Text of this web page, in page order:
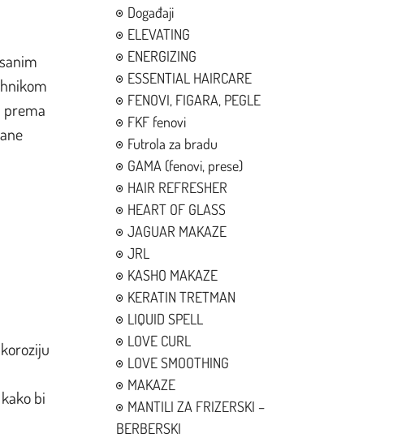
prema
bi
Događaji
ELEVATING
ENERGIZING
ESSENTIAL HAIRCARE
FENOVI, FIGARA, PEGLE
FKF fenovi
Futrola za bradu
GAMA (fenovi, prese)
HAIR REFRESHER
HEART OF GLASS
JAGUAR MAKAZE
JRL
KASHO MAKAZE
KERATIN TRETMAN
LIQUID SPELL
LOVE CURL
LOVE SMOOTHING
MAKAZE
MANTILI ZA FRIZERSKI –
BERBERSKI